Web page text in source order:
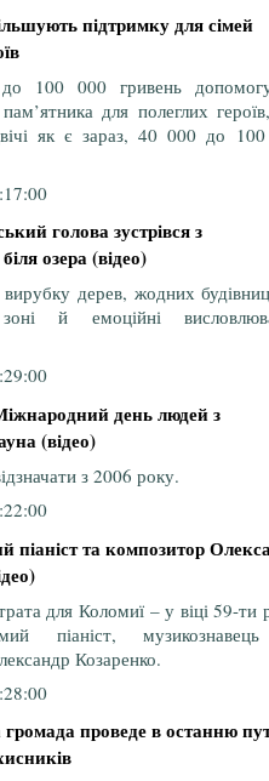
підтримку для сімей
до 100 000 гривень
для полеглих
як є зараз, 40 000 до
голова зустрівся з
озера (відео)
дерев, жодних
зоні й емоційні
день людей з
(відео)
з 2006 року.
піаніст та композитор
для Коломиї – у віці 59-ти
піаніст,
Козаренко.
проведе в останню